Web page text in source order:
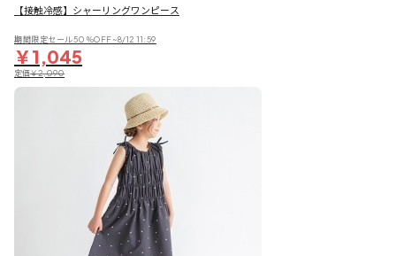
【接触冷感】シャーリングワンピース
期間限定セール50％OFF~8/12 11:59
￥1,045
定価￥2,090